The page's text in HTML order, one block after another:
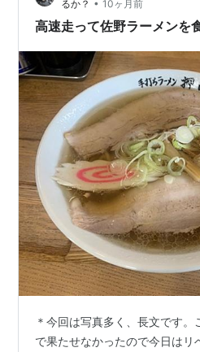
るか？ • 10ヶ月前
高速走って佐野ラーメンを
＊今回は写真多く、長文です
で果たせなかったので今日はリ